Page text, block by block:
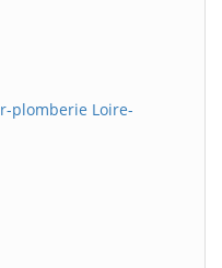
plomberie Loire-